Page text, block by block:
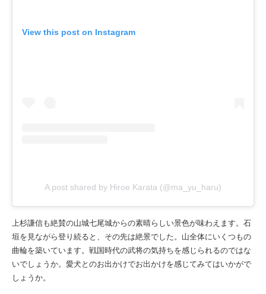
View this post on Instagram
A post shared by Hiroe Karata (@ma_yu_haru)
上杉謙信も絶賛の山城七尾城からの素晴らしい景色が味わえます。石
垣を見ながら登り続ると、その先は絶景でした。山全体にいくつもの
曲輪を築いています。戦国時代の武将の気持ちを感じられるのではな
いでしょうか。愛犬とのお出かけでお出かけを感じてみてはいかがで
しょうか。